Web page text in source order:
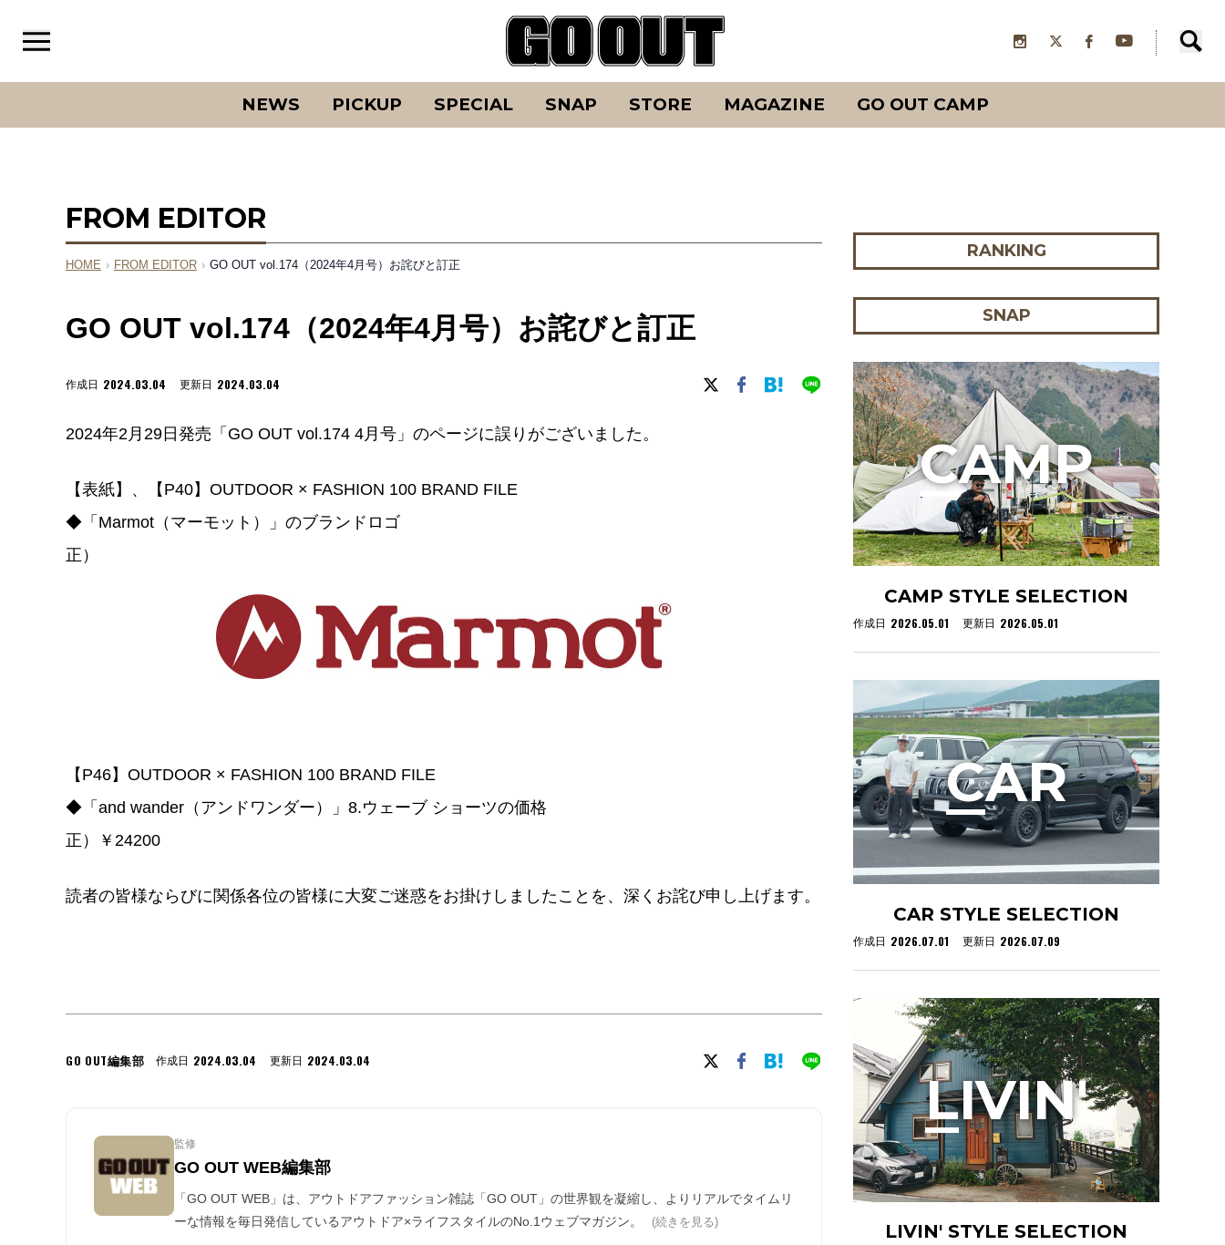
NEWS PICKUP SPECIAL SNAP STORE MAGAZINE GO OUT CAMP
FROM EDITOR
HOME › FROM EDITOR › GO OUT vol.174（2024年4月号）お詫びと訂正
GO OUT vol.174（2024年4月号）お詫びと訂正
作成日 2024.03.04 更新日 2024.03.04
2024年2月29日発売「GO OUT vol.174 4月号」のページに誤りがございました。
【表紙】、【P40】OUTDOOR × FASHION 100 BRAND FILE
◆「Marmot（マーモット）」のブランドロゴ
正）
【P46】OUTDOOR × FASHION 100 BRAND FILE
◆「and wander（アンドワンダー）」8.ウェーブ ショーツの価格
正）￥24200
読者の皆様ならびに関係各位の皆様に大変ご迷惑をお掛けしましたことを、深くお詫び申し上げます。
GO OUT編集部 作成日 2024.03.04 更新日 2024.03.04
監修
GO OUT WEB編集部
「GO OUT WEB」は、アウトドアファッション雑誌「GO OUT」の世界観を凝縮し、よりリアルでタイムリ
ーな情報を毎日発信しているアウトドア×ライフスタイルのNo.1ウェブマガジン。
(続きを見る)
RANKING
SNAP
CAMP STYLE SELECTION
作成日 2026.05.01 更新日 2026.05.01
CAMP
CAR STYLE SELECTION
作成日 2026.07.01 更新日 2026.07.09
CAR
LIVIN' STYLE SELECTION
LIVIN'